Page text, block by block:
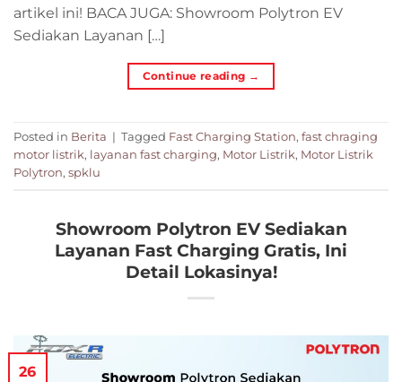
artikel ini! BACA JUGA: Showroom Polytron EV
Sediakan Layanan […]
Continue reading →
Posted in Berita | Tagged Fast Charging Station, fast chraging
motor listrik, layanan fast charging, Motor Listrik, Motor Listrik
Polytron, spklu
Showroom Polytron EV Sediakan
Layanan Fast Charging Gratis, Ini
Detail Lokasinya!
26